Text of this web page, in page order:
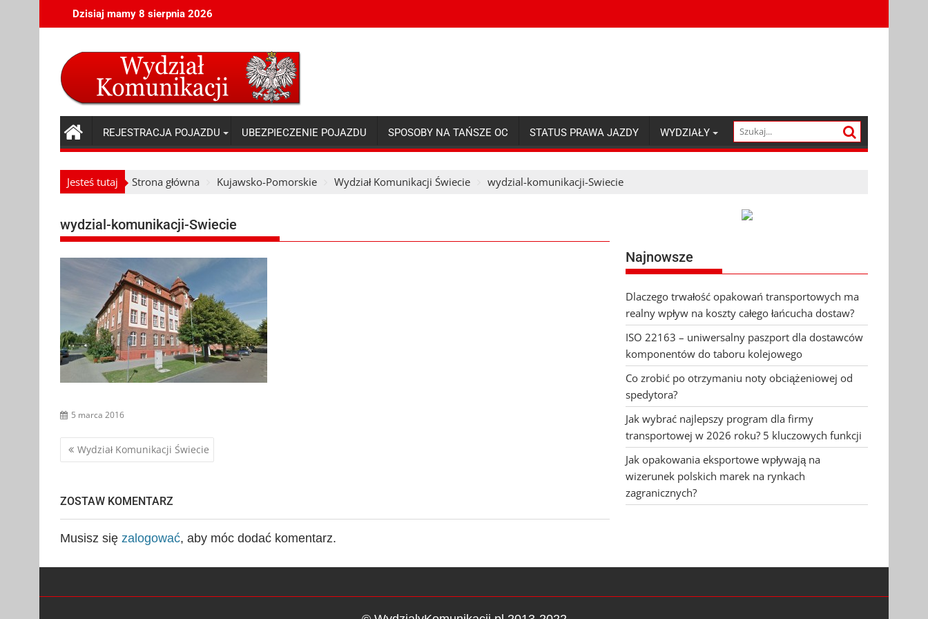
to
Dzisiaj mamy 8 sierpnia 2026
REJESTRACJA POJAZDU UBEZPIECZENIE POJAZDU SPOSOBY NA TAŃSZE OC STATUS PRAWA JAZDY WYDZIAŁY
Jesteś tutaj Strona główna Kujawsko-Pomorskie Wydział Komunikacji Świecie wydzial-komunikacji-Swiecie
wydzial-komunikacji-Swiecie
5 marca 2016
Nawigacja
Wydział Komunikacji Świecie
ZOSTAW KOMENTARZ
Musisz się zalogować, aby móc dodać komentarz.
Najnowsze
Dlaczego trwałość opakowań transportowych ma
realny wpływ na koszty całego łańcucha dostaw?
ISO 22163 – uniwersalny paszport dla dostawców
komponentów do taboru kolejowego
Co zrobić po otrzymaniu noty obciążeniowej od
spedytora?
Jak wybrać najlepszy program dla firmy
transportowej w 2026 roku? 5 kluczowych funkcji
Jak opakowania eksportowe wpływają na
wizerunek polskich marek na rynkach
zagranicznych?